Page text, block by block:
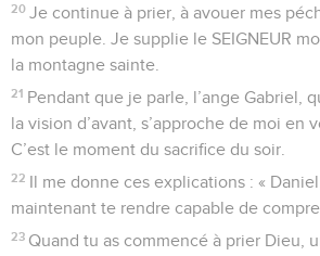
20 Je continue à prier, à avouer mes
mon peuple. Je supplie le SEIGNEUR
la montagne sainte.
21 Pendant que je parle, l’ange Gabriel,
la vision d’avant, s’approche de moi en
C’est le moment du sacrifice du soir.
22 Il me donne ces explications : «
maintenant te rendre capable de
23 Quand tu as commencé à prier Dieu,